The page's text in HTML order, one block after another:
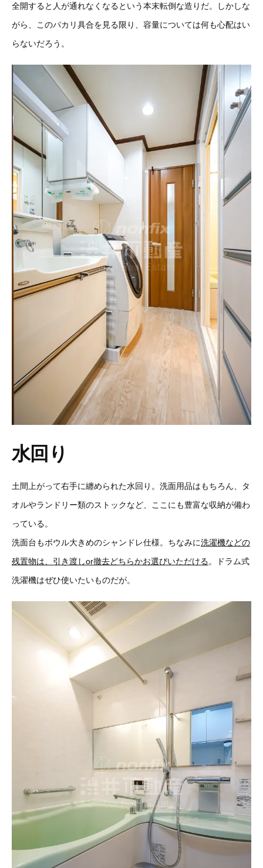
全開すると人が通れなくなるという本末転倒な造りだ。しかしな
がら、このパカリ具合を見る限り、容量については何も心配はい
らないだろう。
水回り
土間上がって右手に纏められた水回り。洗面用品はもちろん、タ
オルやランドリー類のストックなど、ここにも豊富な収納が備わ
っている。
洗面台もボウル大きめのシャンドレ仕様。ちなみに洗濯機などの
残置物は、引き渡しor撤去どちらかお選びいただける。ドラム式
洗濯機はぜひ使いたいものだが。